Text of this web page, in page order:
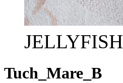
JELLYFISH
Tuch_Mare_B